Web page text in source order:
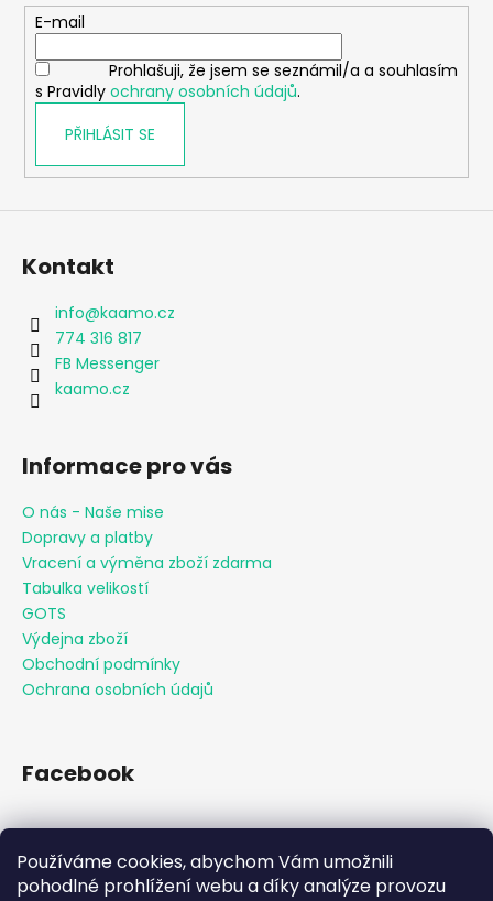
Používáme cookies, abychom Vám umožnili
pohodlné prohlížení webu a díky analýze provozu
E-mail
Prohlašuji, že jsem se seznámil/a a souhlasím
s Pravidly ochrany osobních údajů.
PŘIHLÁSIT SE
Kontakt
info@kaamo.cz
774 316 817
FB Messenger
kaamo.cz
Informace pro vás
O nás - Naše mise
Dopravy a platby
Vracení a výměna zboží zdarma
Tabulka velikostí
GOTS
Výdejna zboží
Obchodní podmínky
Ochrana osobních údajů
Facebook
Přijímáme online platby